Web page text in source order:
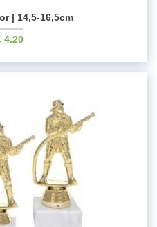
| 14,5-16,5cm
4.20